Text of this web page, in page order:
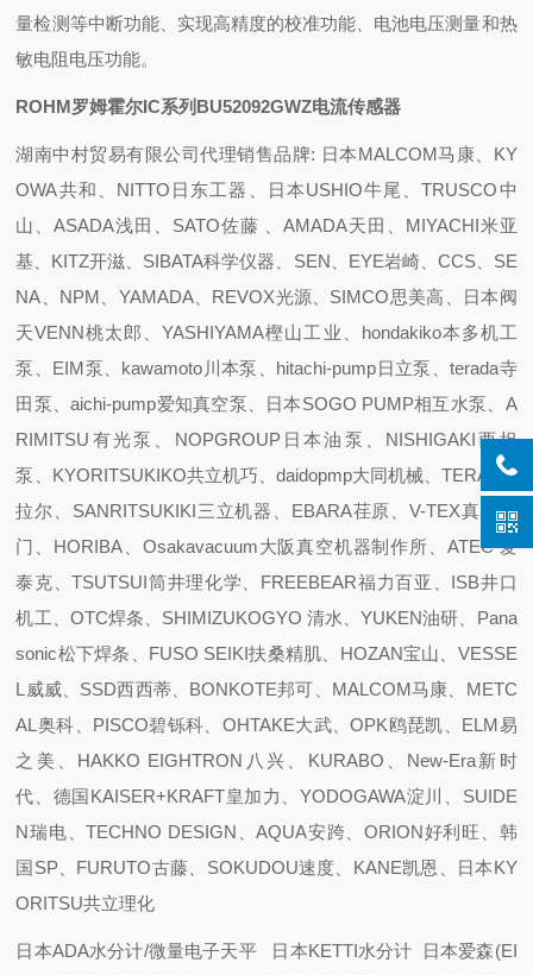
量检测等中断功能、实现高精度的校准功能、电池电压测量和热
敏电阻电压功能。
ROHM罗姆霍尔IC系列 BU52092GWZ电流传感器
湖南中村贸易有限公司代理销售品牌: 日本MALCOM马康、KY
OWA共和、NITTO日东工器、日本USHIO牛尾、TRUSCO中
山、ASADA浅田、SATO佐藤 、AMADA天田、MIYACHI米亚
基、KITZ开滋、SIBATA科学仪器、SEN、EYE岩崎、CCS、SE
NA、NPM、YAMADA、REVOX光源、SIMCO思美高、日本阀
天VENN桃太郎、YASHIYAMA樫山工业、hondakiko本多机工
泵、EIM泵、kawamoto川本泵、hitachi-pump日立泵、terada寺
田泵、aichi-pump爱知真空泵、日本SOGO PUMP相互水泵、A
RIMITSU有光泵、NOPGROUP日本油泵、NISHIGAKI西坦
泵、KYORITSUKIKO共立机巧、daidopmp大同机械、TERAL泰
拉尔、SANRITSUKIKI三立机器、EBARA荏原、V-TEX真空阀
门、HORIBA、Osakavacuum大阪真空机器制作所、ATEC 爱
泰克、TSUTSUI筒井理化学、FREEBEAR福力百亚、ISB井口
机工、OTC焊条、SHIMIZUKOGYO 清水、YUKEN油研、Pana
sonic松下焊条、FUSO SEIKI扶桑精肌、HOZAN宝山、VESSE
L威威、SSD西西蒂、BONKOTE邦可、MALCOM马康、METC
AL奥科、PISCO碧铄科、OHTAKE大武、OPK鸥琵凯、ELM易
之美、HAKKO EIGHTRON八兴、KURABO、New-Era新时
代、德国KAISER+KRAFT皇加力、YODOGAWA淀川、SUIDE
N瑞电、TECHNO DESIGN、AQUA安跨、ORION好利旺、韩
国SP、FURUTO古藤、SOKUDOU速度、KANE凯恩、日本KY
ORITSU共立理化
日本ADA水分计/微量电子天平 日本KETTI水分计 日本爱森(EI